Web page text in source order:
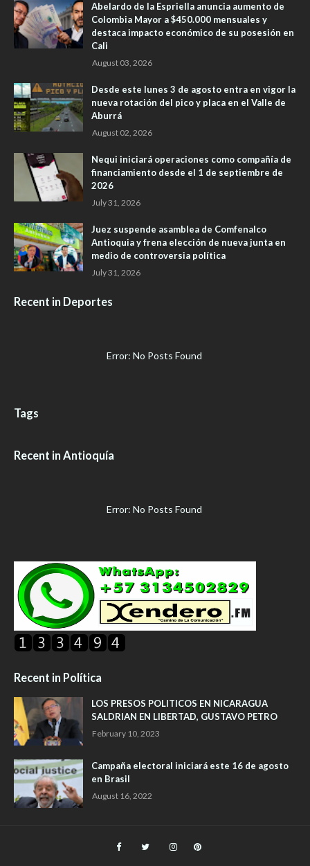
Abelardo de la Espriella anuncia aumento de
Colombia Mayor a $450.000 mensuales y
destaca impacto económico de su posesión en
Cali
August 03, 2026
Desde este lunes 3 de agosto entra en vigor la
nueva rotación del pico y placa en el Valle de
Aburrá
August 02, 2026
Nequi iniciará operaciones como compañía de
financiamiento desde el 1 de septiembre de
2026
July 31, 2026
Juez suspende asamblea de Comfenalco
Antioquia y frena elección de nueva junta en
medio de controversia política
July 31, 2026
Recent in Deportes
Error: No Posts Found
Tags
Recent in Antioquía
Error: No Posts Found
Recent in Política
LOS PRESOS POLITICOS EN NICARAGUA
SALDRIAN EN LIBERTAD, GUSTAVO PETRO
February 10, 2023
Campaña electoral iniciará este 16 de agosto
en Brasil
August 16, 2022